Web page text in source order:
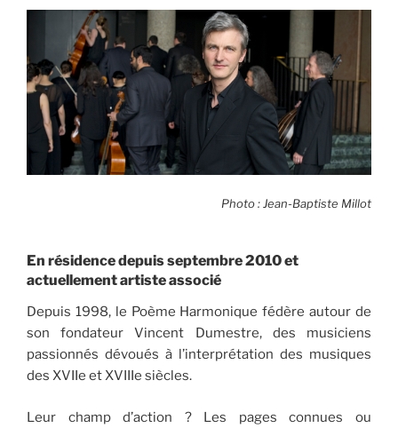
Photo : Jean-Baptiste Millot
En résidence depuis septembre 2010 et
actuellement artiste associé
Depuis 1998, le Poème Harmonique fédère autour de
son fondateur Vincent Dumestre, des musiciens
passionnés dévoués à l’interprétation des musiques
des XVIIe et XVIIIe siècles.
Leur champ d’action ? Les pages connues ou